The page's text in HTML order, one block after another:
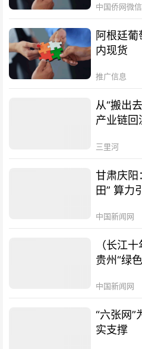
中国侨网微
阿根廷
内现货
推广信息
从“搬出
产业链回
三里河
甘肃庆阳
田” 算力
中国新闻网
（长江
贵州“绿
中国新闻网
“六张网”
实支撑